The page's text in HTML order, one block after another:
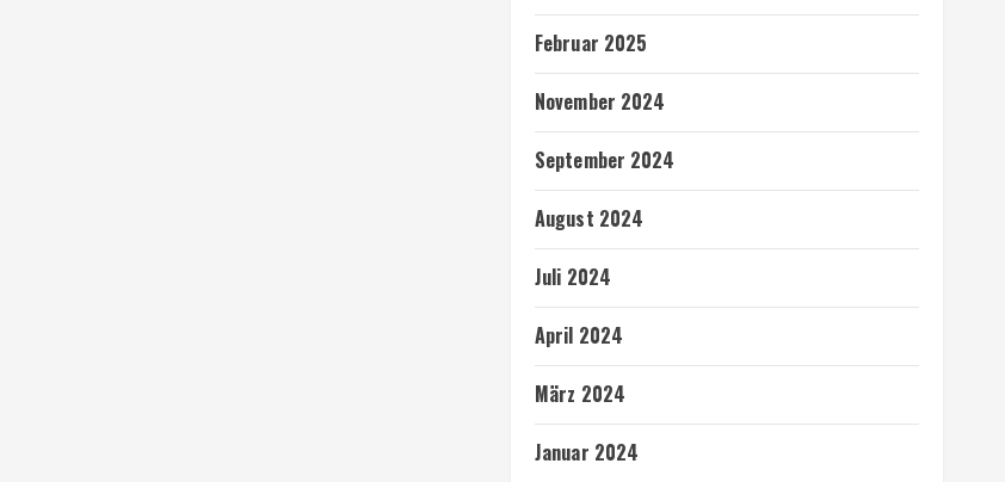
Februar 2025
November 2024
September 2024
August 2024
Juli 2024
April 2024
März 2024
Januar 2024